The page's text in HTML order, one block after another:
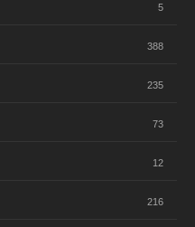
5
388
235
73
12
216